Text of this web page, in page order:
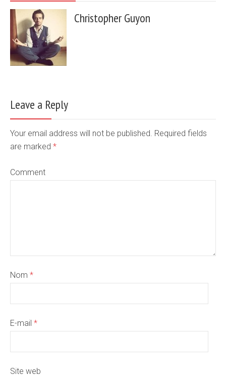
Christopher Guyon
Leave a Reply
Your email address will not be published. Required fields
are marked *
Comment
Nom *
E-mail *
Site web